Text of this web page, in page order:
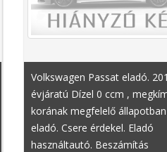
Volkswagen Passat eladó.
évjáratú Dízel 0 ccm ,
korának megfelelő állapotban
eladó. Csere érdekel. Eladó
használtautó. Beszámítás